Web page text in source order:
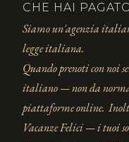
CHE HAI
Siamo un'agenzia
legge italiana.
Quando prenoti con noi
italiano — non da
piattaforme online.
Vacanze Felici — i tuoi